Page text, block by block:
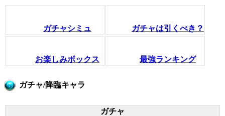
ガチャシミュ ガチャは引くべき？
お楽しみボックス 最強ランキング
ガチャ/降臨キャラ
ガチャ